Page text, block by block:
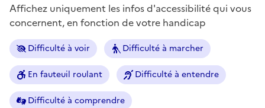
Affichez uniquement les infos d'accessibilité qui vous
concernent, en fonction de votre handicap
Difficulté à voir Difficulté à marcher
En fauteuil roulant Difficulté à entendre
Difficulté à comprendre